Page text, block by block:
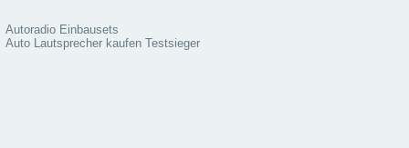
Autoradio Einbausets
Auto Lautsprecher kaufen Testsieger